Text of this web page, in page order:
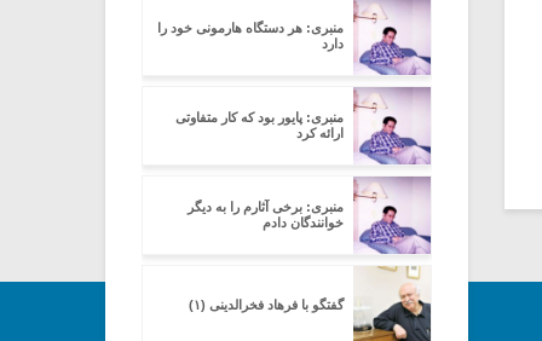
منبری: هر دستگاه هارمونی خود را
دارد
منبری: پایور بود که کار متفاوتی
ارائه کرد
منبری: برخی آثارم را به دیگر
خوانندگان دادم
گفتگو با فرهاد فخرالدینی (۱)